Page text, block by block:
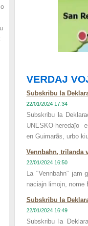
VERDAJ
Subskribu la
22/01/2024 17:34
Subskribu la
UNESKO-heredaĵo
en Guimarãs, urbo
Vennbahn, trilanda
22/01/2024 16:50
La "Vennbahn"
naciajn limojn, nome
Subskribu la
22/01/2024 16:49
Subskribu la